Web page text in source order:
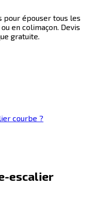
pour épouser tous les
en colimaçon. Devis
gratuite.
courbe ?
escalier